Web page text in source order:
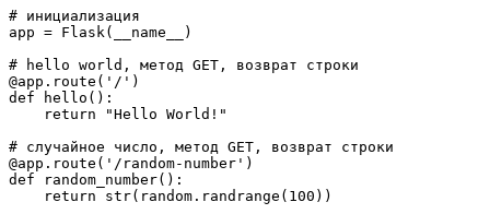
# инициализация
app = Flask(__name__)
# hello world, метод GET, возврат строки
@app.route('/')
def hello():
# случайное число, метод GET, возврат строки
@app.route('/random-number')
def random_number():